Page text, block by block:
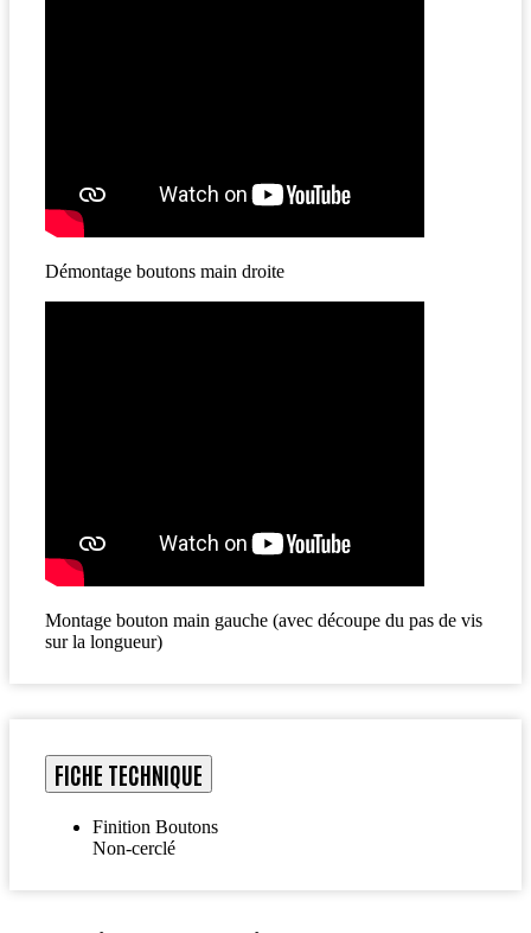
Démontage boutons main droite
Montage bouton main gauche (avec découpe du pas de vis
sur la longueur)
FICHE TECHNIQUE
Finition Boutons
Non-cerclé